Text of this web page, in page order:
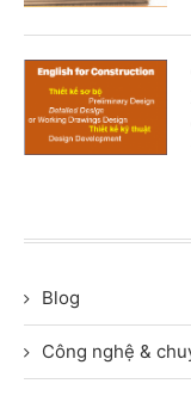
Blog
Công nghệ &